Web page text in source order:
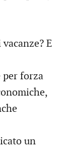
E
per forza
un